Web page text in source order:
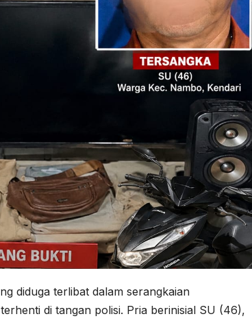
diduga terlibat dalam serangkaian
di tangan polisi. Pria berinisial SU (46),